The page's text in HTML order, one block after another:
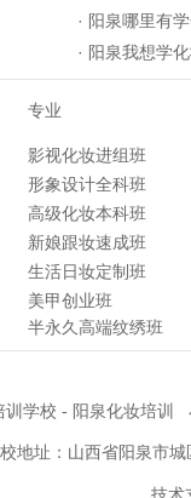
· 阳泉哪里有
· 阳泉我想学
专业
影视化妆进组班
形象设计全科班
高级化妆本科班
新娘跟妆速成班
生活日妆定制班
美甲创业班
半永久高端纹绣班
训学校 - 阳泉化妆培训
地址：山西省阳泉市